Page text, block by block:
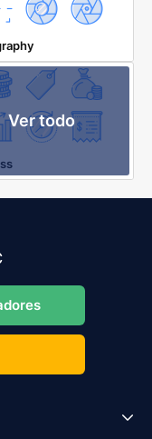
Ver todo